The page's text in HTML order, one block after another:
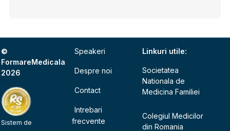
©
FormareMedicala
2026
Sistem de
Speakeri
Despre noi
Contact
Intrebari
frecvente
Linkuri utile:
Societatea
Nationala de
Medicina Familiei
Colegiul Medicilor
din Romania